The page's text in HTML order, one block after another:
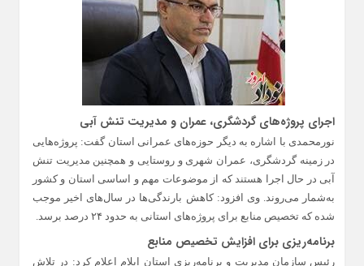
اجرای پروژه‌های گردشگری، عمران و مدیریت تنش آبی
نورمحمدی با اشاره به دیگر حوزه‌های عمرانی استان گفت: پروژه‌هایی
در زمینه گردشگری، عمران شهری و روستایی و همچنین مدیریت تنش
آبی در حال اجرا هستند که از موضوعات مهم و اساسی استان و کشور
به‌شمار می‌روند. وی افزود: کاهش بارندگی‌ها در سال‌های اخیر موجب
شده که تخصیص منابع برای پروژه‌های استانی به حدود ۲۴ درصد برسد.
برنامه‌ریزی برای افزایش تخصیص منابع
رئیس سازمان مدیریت و برنامه‌ریزی استان ایلام اعلام کرد: در تلاش